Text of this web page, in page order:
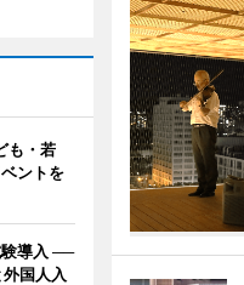
も・若
ントを
導入 ──
国人入